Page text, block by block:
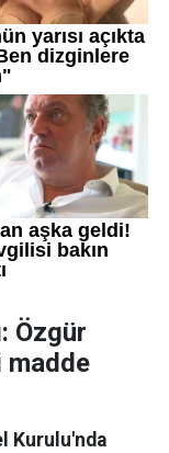
Özgür
madde
Kurulu'nda